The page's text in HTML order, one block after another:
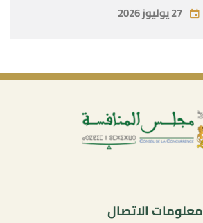
27 يوليوز 2026
معلومات الاتصال